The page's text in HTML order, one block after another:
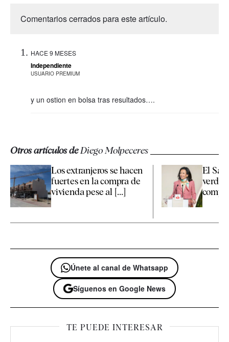
Comentarios cerrados para este artículo.
HACE 9 MESES
Independiente
USUARIO PREMIUM
y un ostion en bolsa tras resultados….
Otros artículos deDiego Molpeceres
Los extranjeros se hacen
fuertes en la compra de
vivienda pese al [...]
El
verde
Únete al canal de Whatsapp
Síguenos en Google News
TE PUEDE INTERESAR